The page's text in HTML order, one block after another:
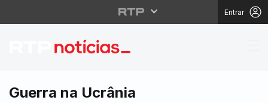
Entrar
Trump promete
Guerra na Ucrânia